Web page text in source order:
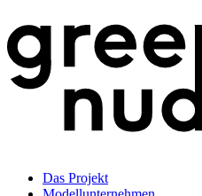
Das Projekt